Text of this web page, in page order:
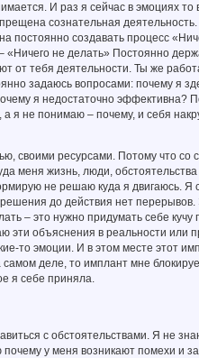
И раз я сейчас в эмоциях
сознательная
постоянно создавать процесс
«Ничего не делать» Постоянно
от тебя деятельности. Ты же
задаюсь вопросами: почему я
я недостаточно эффективна?
я не понимаю – почему, и себя
своими ресурсами. Потому что со
меня жизнь, люди,
не решаю куда я двигаюсь. Я
до действия нет перерывов.
– это нужно придумать себе
эти объяснения в реальности или
то эмоции. И в этом месте этот
самом деле, то имплант мне
я себе приняла.
с обстоятельствами. Я не
у меня возникают помехи и